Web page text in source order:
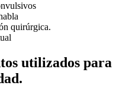
quirúrgica.
utilizados para